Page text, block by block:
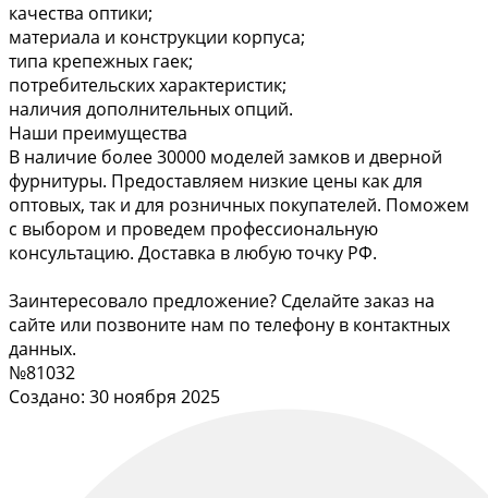
качества оптики;
материала и конструкции корпуса;
типа крепежных гаек;
потребительских характеристик;
наличия дополнительных опций.
Наши преимущества
В наличие более 30000 моделей замков и дверной
фурнитуры. Предоставляем низкие цены как для
оптовых, так и для розничных покупателей. Поможем
с выбором и проведем профессиональную
консультацию. Доставка в любую точку РФ.
Заинтересовало предложение? Сделайте заказ на
сайте или позвоните нам по телефону в контактных
данных.
№81032
Создано: 30 ноября 2025